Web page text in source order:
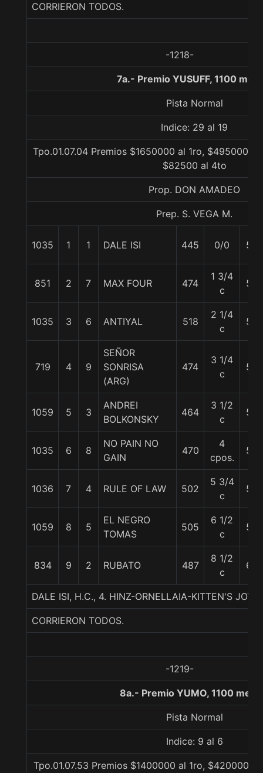
CORRIERON TODOS.
-1218-
7a.- Premio YUSUFF, 1100
Pista Normal
Indice: 29 al 19
Tpo.01.07.04 Premios $1650000 al 1ro, $495000
$82500 al 4to
Prop. DON AMADEO
Prep. S. VEGA M.
1035 1 1 DALE ISI 445 0/0 59
851 2 7 MAX FOUR 474
1 3/4
c
56
1035 3 6 ANTIYAL 518
2 1/4
c
54
719 4 9
SEÑOR
SONRISA
(ARG)
474
3 1/4
c
52
1059 5 3
ANDREI
BOLKONSKY
464
3 1/2
c
58
1035 6 8
NO PAIN NO
GAIN
470
4
cpos.
59
1036 7 4 RULE OF LAW 502
5 3/4
c
59
1059 8 5
EL NEGRO
TOMAS
505
6 1/2
c
58
834 9 2 RUBATO 487
8 1/2
c
60
DALE ISI, H.C., 4. HINZ-ORNELLAIA-KITTEN'S JOY
CORRIERON TODOS.
-1219-
8a.- Premio YUMO, 1100
Pista Normal
Indice: 9 al 6
Tpo.01.07.53 Premios $1400000 al 1ro, $420000